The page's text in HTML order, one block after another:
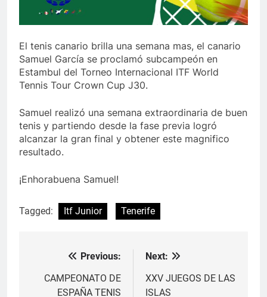
El tenis canario brilla una semana mas, el canario
Samuel García se proclamó subcampeón en
Estambul del Torneo Internacional ITF World
Tennis Tour Crown Cup J30.
Samuel realizó una semana extraordinaria de buen
tenis y partiendo desde la fase previa logró
alcanzar la gran final y obtener este magnifico
resultado.
¡Enhorabuena Samuel!
Tagged: Itf Junior Tenerife
Navegación
de
Previous:
CAMPEONATO DE
ESPAÑA TENIS
Next:
XXV JUEGOS DE LAS
ISLAS